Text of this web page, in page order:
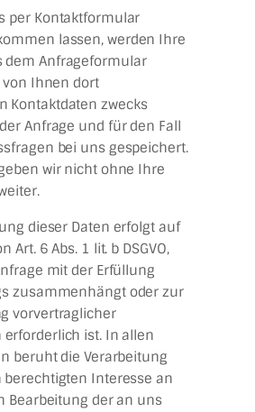
per Kontaktformular
lassen, werden Ihre
dem Anfrageformular
Ihnen dort
Kontaktdaten zwecks
Anfrage und für den Fall
bei uns gespeichert.
wir nicht ohne Ihre
dieser Daten erfolgt auf
Art. 6 Abs. 1 lit. b DSGVO,
mit der Erfüllung
zusammenhängt oder zur
vorvertraglicher
ist. In allen
beruht die Verarbeitung
Interesse an
Bearbeitung der an uns